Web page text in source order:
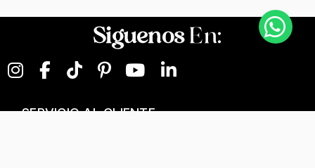
SiguenosEn:
SERVICIO AL CLIENTE